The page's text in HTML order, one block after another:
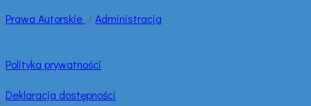
Prawa Autorskie /Administracja
Polityka prywatności
Deklaracja dostępności